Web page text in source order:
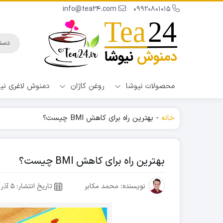
محصولات نیوشا روغن کاژان دمنوش لاغری
خانه - بهترین راه برای کاهش BMI چیست؟
بهترین راه برای کاهش BMI چیست؟
نویسنده: محمد مکابر تاریخ انتشار: ۵ آذر ۱۳۹۶